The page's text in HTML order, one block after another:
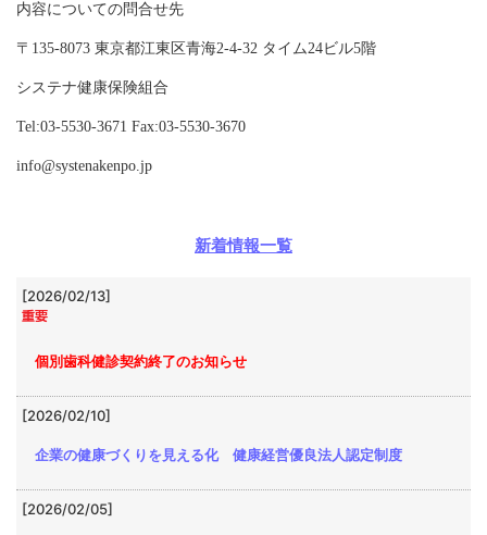
内容についての問合せ先
〒135-8073 東京都江東区青海2-4-32 タイム24ビル5階
システナ健康保険組合
Tel:03-5530-3671 Fax:03-5530-3670
info@systenakenpo.jp
新着情報一覧
[2026/02/13]
個別歯科健診契約終了のお知らせ
[2026/02/10]
企業の健康づくりを見える化 健康経営優良法人認定制度
[2026/02/05]